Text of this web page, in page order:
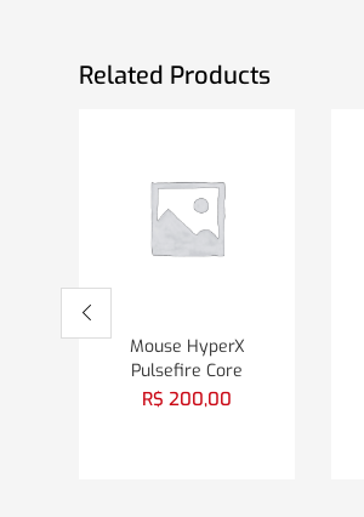
Related Products
Mouse HyperX
Pulsefire Core
R$ 200,00